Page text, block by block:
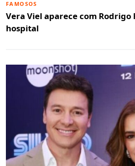
FAMOSOS
Vera Viel aparece com Rodrigo
hospital